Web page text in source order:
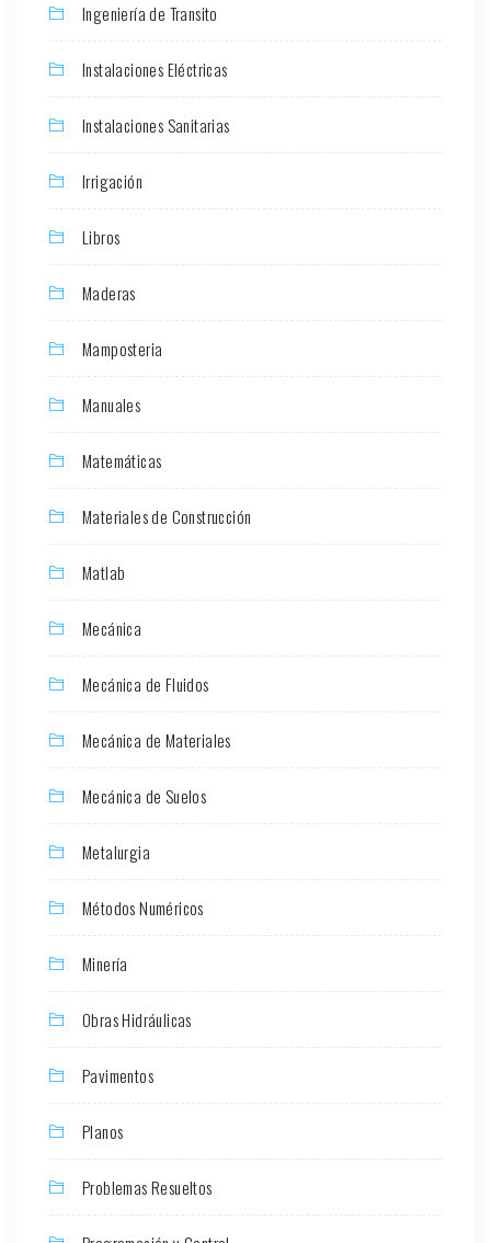
Ingeniería de Transito
Instalaciones Eléctricas
Instalaciones Sanitarias
Irrigación
Libros
Maderas
Mamposteria
Manuales
Matemáticas
Materiales de Construcción
Matlab
Mecánica
Mecánica de Fluidos
Mecánica de Materiales
Mecánica de Suelos
Metalurgia
Métodos Numéricos
Minería
Obras Hidráulicas
Pavimentos
Planos
Problemas Resueltos